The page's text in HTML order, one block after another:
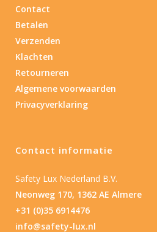
Contact
Betalen
Verzenden
Klachten
Retourneren
Algemene voorwaarden
Privacyverklaring
Contact informatie
Safety Lux Nederland B.V.
Neonweg 170, 1362 AE Almere
+31 (0)35 6914476
info@safety-lux.nl